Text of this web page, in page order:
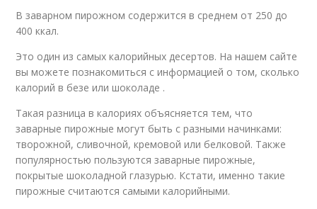
В заварном пирожном содержится в среднем от 250 до
400 ккал.
Это один из самых калорийных десертов. На нашем сайте
вы можете познакомиться с информацией о том, сколько
калорий в безе или шоколаде .
Такая разница в калориях объясняется тем, что
заварные пирожные могут быть с разными начинками:
творожной, сливочной, кремовой или белковой. Также
популярностью пользуются заварные пирожные,
покрытые шоколадной глазурью. Кстати, именно такие
пирожные считаются самыми калорийными.